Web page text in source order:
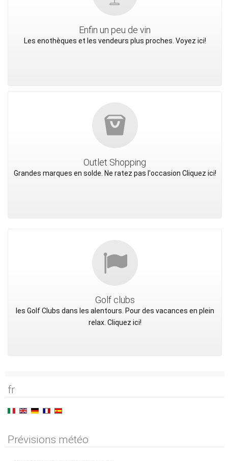
Enfin un peu de vin
Les enothèques et les vendeurs plus proches. Voyez ici!
Outlet Shopping
Grandes marques en solde. Ne ratez pas l'occasion Cliquez ici!
Golf clubs
les Golf Clubs dans les alentours. Pour des vacances en plein
relax. Cliquez ici!
fr
Prévisions météo